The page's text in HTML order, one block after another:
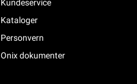
Kundeservice
Kataloger
Personvern
Onix dokumenter